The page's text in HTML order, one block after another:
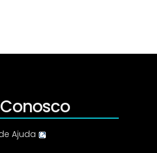
Ajuda